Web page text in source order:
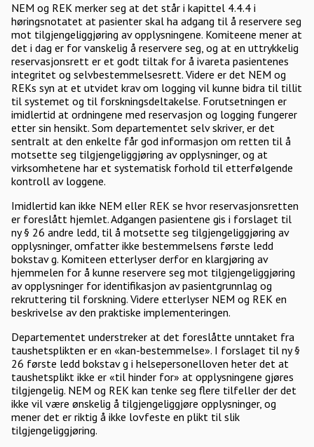
NEM og REK merker seg at det står i kapittel 4.4.4 i
høringsnotatet at pasienter skal ha adgang til å reservere seg
mot tilgjengeliggjøring av opplysningene. Komiteene mener at
det i dag er for vanskelig å reservere seg, og at en uttrykkelig
reservasjonsrett er et godt tiltak for å ivareta pasientenes
integritet og selvbestemmelsesrett. Videre er det NEM og
REKs syn at et utvidet krav om logging vil kunne bidra til tillit
til systemet og til forskningsdeltakelse. Forutsetningen er
imidlertid at ordningene med reservasjon og logging fungerer
etter sin hensikt. Som departementet selv skriver, er det
sentralt at den enkelte får god informasjon om retten til å
motsette seg tilgjengeliggjøring av opplysninger, og at
virksomhetene har et systematisk forhold til etterfølgende
kontroll av loggene.
Imidlertid kan ikke NEM eller REK se hvor reservasjonsretten
er foreslått hjemlet. Adgangen pasientene gis i forslaget til
ny § 26 andre ledd, til å motsette seg tilgjengeliggjøring av
opplysninger, omfatter ikke bestemmelsens første ledd
bokstav g. Komiteen etterlyser derfor en klargjøring av
hjemmelen for å kunne reservere seg mot tilgjengeliggjøring
av opplysninger for identifikasjon av pasientgrunnlag og
rekruttering til forskning. Videre etterlyser NEM og REK en
beskrivelse av den praktiske implementeringen.
Departementet understreker at det foreslåtte unntaket fra
taushetsplikten er en «kan-bestemmelse». I forslaget til ny §
26 første ledd bokstav g i helsepersonelloven heter det at
taushetsplikt ikke er «til hinder for» at opplysningene gjøres
tilgjengelig. NEM og REK kan tenke seg flere tilfeller der det
ikke vil være ønskelig å tilgjengeliggjøre opplysninger, og
mener det er riktig å ikke lovfeste en plikt til slik
tilgjengeliggjøring.